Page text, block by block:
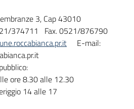
3, Cap 43010
374711 Fax. 0521/876790
E-mail:
ore 8.30 alle 12.30
14 alle 17